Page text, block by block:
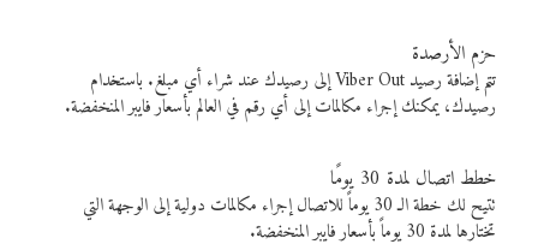
حزم الأرصدة
تتم إضافة رصيد Viber Out إلى رصيدك عند شراء أي مبلغ. باستخدام
رصيدك، يمكنك إجراء مكالمات إلى أي رقم في العالم بأسعار فايبر المنخفضة.
خطط اتصال لمدة 30 يومًا
تتيح لك خطة الـ 30 يوماً للاتصال إجراء مكالمات دولية إلى الوجهة التي
تختارها لمدة 30 يوماً بأسعار فايبر المنخفضة.